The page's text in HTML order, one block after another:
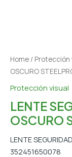
Home / Protección
OSCURO
Protección visual
LENTE
OSCURO
LENTE
352451650078